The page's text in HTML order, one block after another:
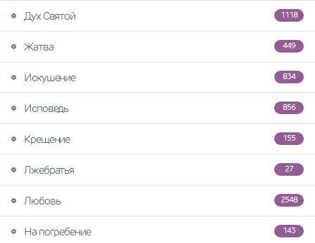
1118
Дух Святой
449
Жатва
834
Искушение
856
Исповедь
155
Крещение
27
Лжебратья
2548
Любовь
143
На погребение